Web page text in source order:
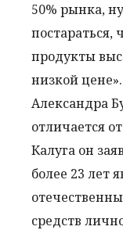
50% рынка,
постараться,
продукты
низкой
Александра
отличается
Калуга он
более 23 лет
средств